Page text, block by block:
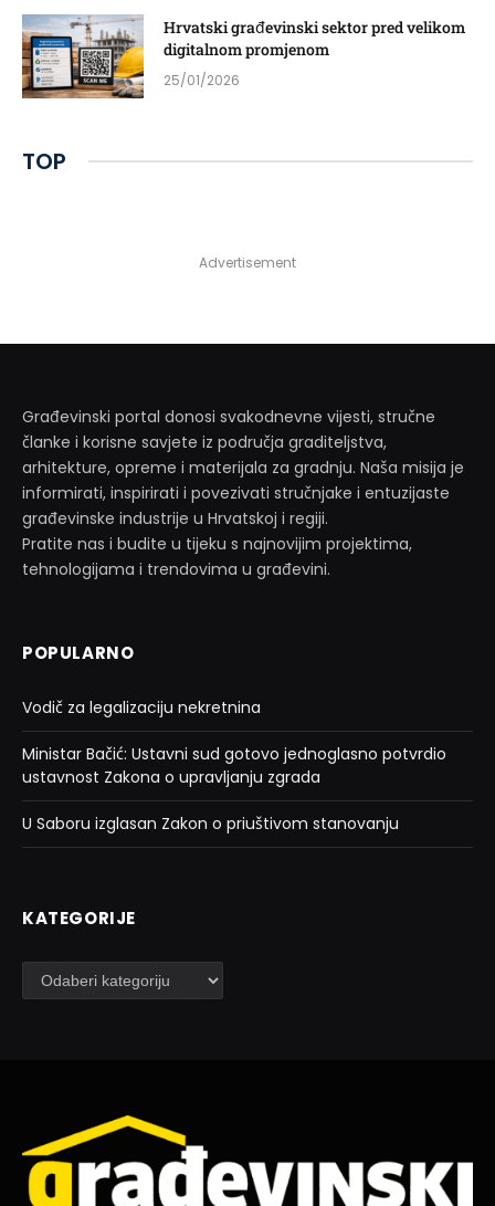
Hrvatski građevinski sektor pred velikom
digitalnom promjenom
25/01/2026
TOP
Advertisement
Građevinski portal donosi svakodnevne vijesti, stručne
članke i korisne savjete iz područja graditeljstva,
arhitekture, opreme i materijala za gradnju. Naša misija je
informirati, inspirirati i povezivati stručnjake i entuzijaste
građevinske industrije u Hrvatskoj i regiji.
Pratite nas i budite u tijeku s najnovijim projektima,
tehnologijama i trendovima u građevini.
POPULARNO
Vodič za legalizaciju nekretnina
Ministar Bačić: Ustavni sud gotovo jednoglasno potvrdio
ustavnost Zakona o upravljanju zgrada
U Saboru izglasan Zakon o priuštivom stanovanju
KATEGORIJE
Kategorije